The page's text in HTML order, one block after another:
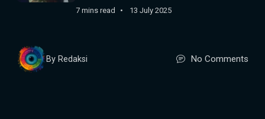
7 mins read
13 July 2025
By Redaksi No Comments